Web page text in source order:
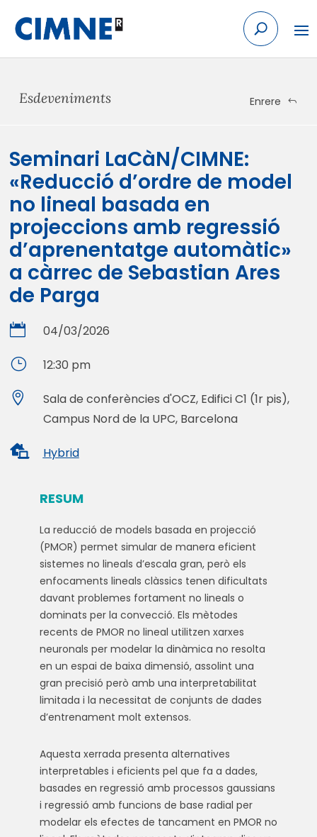
Esdeveniments Enrere
Seminari LaCàN/CIMNE:
«Reducció d’ordre de model
no lineal basada en
projeccions amb regressió
d’aprenentatge automàtic»
a càrrec de Sebastian Ares
de Parga
 04/03/2026
} 12:30 pm

Sala de conferències d'OCZ, Edifici C1 (1r pis),
Campus Nord de la UPC, Barcelona
 Hybrid
RESUM
La reducció de models basada en projecció
(PMOR) permet simular de manera eficient
sistemes no lineals d’escala gran, però els
enfocaments lineals clàssics tenen dificultats
davant problemes fortament no lineals o
dominats per la convecció. Els mètodes
recents de PMOR no lineal utilitzen xarxes
neuronals per modelar la dinàmica no resolta
en un espai de baixa dimensió, assolint una
gran precisió però amb una interpretabilitat
limitada i la necessitat de conjunts de dades
d’entrenament molt extensos.
Aquesta xerrada presenta alternatives
interpretables i eficients pel que fa a dades,
basades en regressió amb processos gaussians
i regressió amb funcions de base radial per
modelar els efectes de tancament en PMOR no